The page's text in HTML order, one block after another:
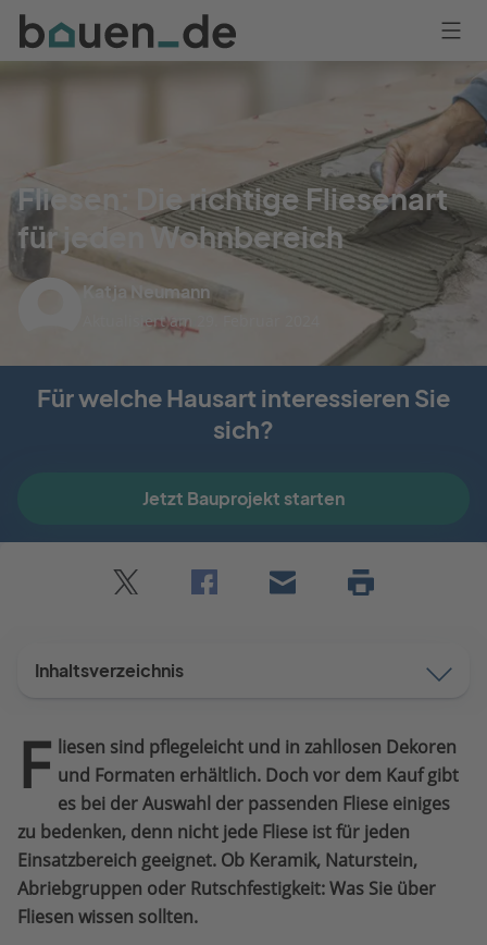
Bauen
Logo
Fliesen: Die richtige Fliesenart
für jeden Wohnbereich
Katja Neumann
Aktualisiert am 29. Februar 2024
Für welche Hausart interessieren Sie
sich?
Jetzt Bauprojekt starten
Inhaltsverzeichnis
F liesen sind pflegeleicht und in zahllosen Dekoren
und Formaten erhältlich. Doch vor dem Kauf gibt
es bei der Auswahl der passenden Fliese einiges
zu bedenken, denn nicht jede Fliese ist für jeden
Einsatzbereich geeignet. Ob Keramik, Naturstein,
Abriebgruppen oder Rutschfestigkeit: Was Sie über
Fliesen wissen sollten.